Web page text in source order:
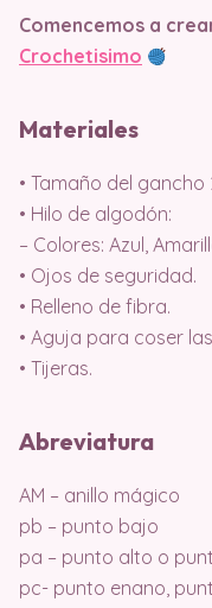
Comencemos a
Crochetisimo
Materiales
• Tamaño del gancho
• Hilo de algodón:
– Colores: Azul,
• Ojos de seguridad.
• Relleno de fibra.
• Aguja para coser
• Tijeras.
Abreviatura
AM – anillo mágico
pb – punto bajo
pa – punto alto o
pc- punto enano,